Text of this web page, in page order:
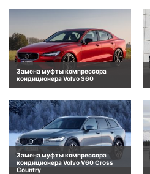
Замена муфты компрессора
кондиционера Volvo S60
Замена муфты компрессора
кондиционера Volvo V60 Cross
Country